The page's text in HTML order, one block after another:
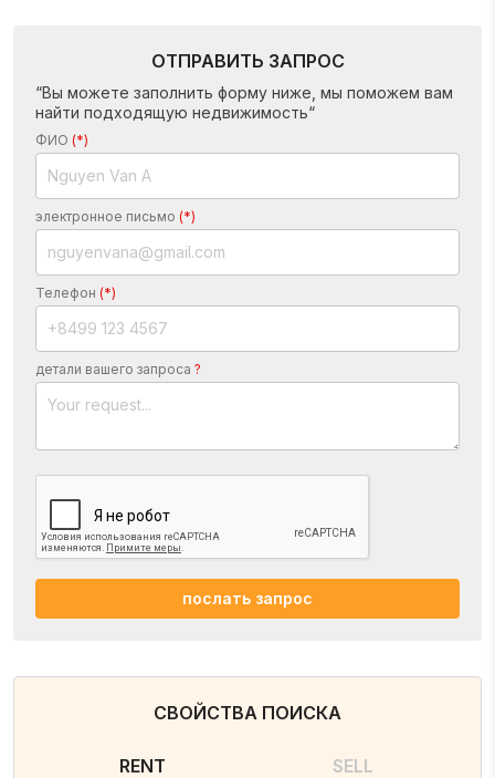
ОТПРАВИТЬ ЗАПРОС
“Вы можете заполнить форму ниже, мы поможем вам
найти подходящую недвижимость“
ФИО (*)
электронное письмо (*)
Телефон (*)
детали вашего запроса ?
послать запрос
СВОЙСТВА ПОИСКА
RENT SELL